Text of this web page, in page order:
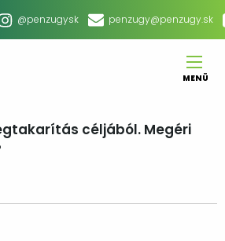
@penzugysk penzugy@penzugy.sk
MENÜ
céljából. Megéri